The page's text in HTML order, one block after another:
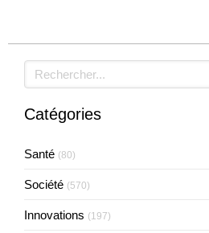
Rechercher
Catégories
Santé (80)
Société (570)
Innovations (197)